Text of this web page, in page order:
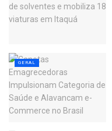
GERAL